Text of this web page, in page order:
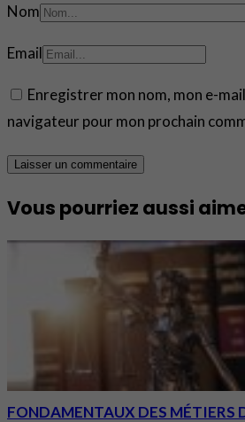
Nom
Email
Enregistrer mon nom, mon e-
navigateur pour mon prochain
Vous pourriez aussi
FONDAMENTAUX DES MÉTIERS